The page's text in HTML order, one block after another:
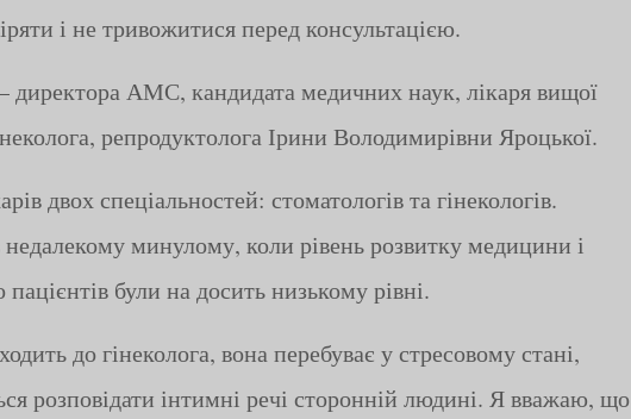
і не тривожитися перед консультацією.
директора АМС, кандидата медичних наук, лікаря вищої
репродуктолога Ірини Володимирівни Яроцької.
двох спеціальностей: стоматологів та гінекологів.
минулому, коли рівень розвитку медицини і
пацієнтів були на досить низькому рівні.
до гінеколога, вона перебуває у стресовому стані,
розповідати інтимні речі сторонній людині. Я вважаю, що